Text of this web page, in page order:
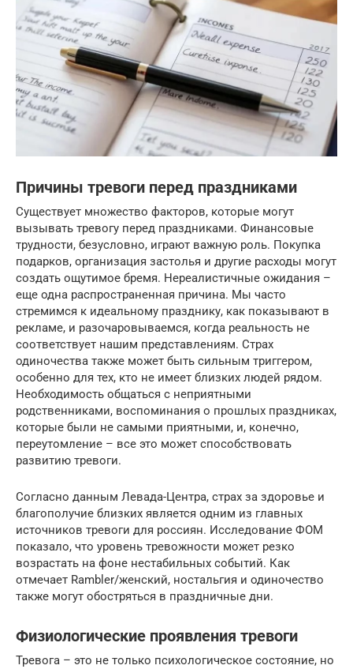
Причины тревоги перед праздниками
Существует множество факторов, которые могут
вызывать тревогу перед праздниками. Финансовые
трудности, безусловно, играют важную роль. Покупка
подарков, организация застолья и другие расходы могут
создать ощутимое бремя. Нереалистичные ожидания –
еще одна распространенная причина. Мы часто
стремимся к идеальному празднику, как показывают в
рекламе, и разочаровываемся, когда реальность не
соответствует нашим представлениям. Страх
одиночества также может быть сильным триггером,
особенно для тех, кто не имеет близких людей рядом.
Необходимость общаться с неприятными
родственниками, воспоминания о прошлых праздниках,
которые были не самыми приятными, и, конечно,
переутомление – все это может способствовать
развитию тревоги.
Согласно данным Левада-Центра, страх за здоровье и
благополучие близких является одним из главных
источников тревоги для россиян. Исследование ФОМ
показало, что уровень тревожности может резко
возрастать на фоне нестабильных событий. Как
отмечает Rambler/женский, ностальгия и одиночество
также могут обостряться в праздничные дни.
Физиологические проявления тревоги
Тревога – это не только психологическое состояние, но